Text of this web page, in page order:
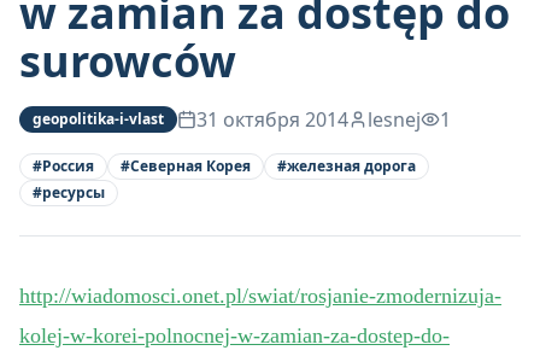
w zamian za dostęp do
surowców
geopolitika-i-vlast 31 октября 2014 lesnej 1
#Россия #Северная Корея #железная дорога
#ресурсы
http://wiadomosci.onet.pl/swiat/rosjanie-zmodernizuja-
kolej-w-korei-polnocnej-w-zamian-za-dostep-do-